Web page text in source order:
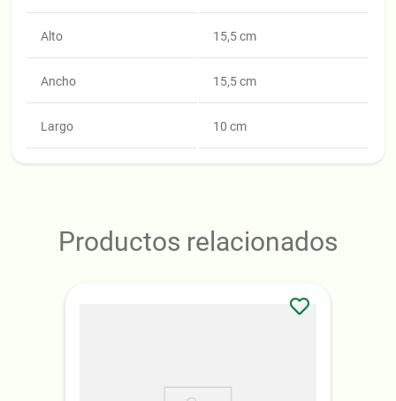
Alto 15,5 cm
Ancho 15,5 cm
Largo 10 cm
Productos relacionados